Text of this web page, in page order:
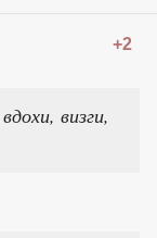
+2
визги,